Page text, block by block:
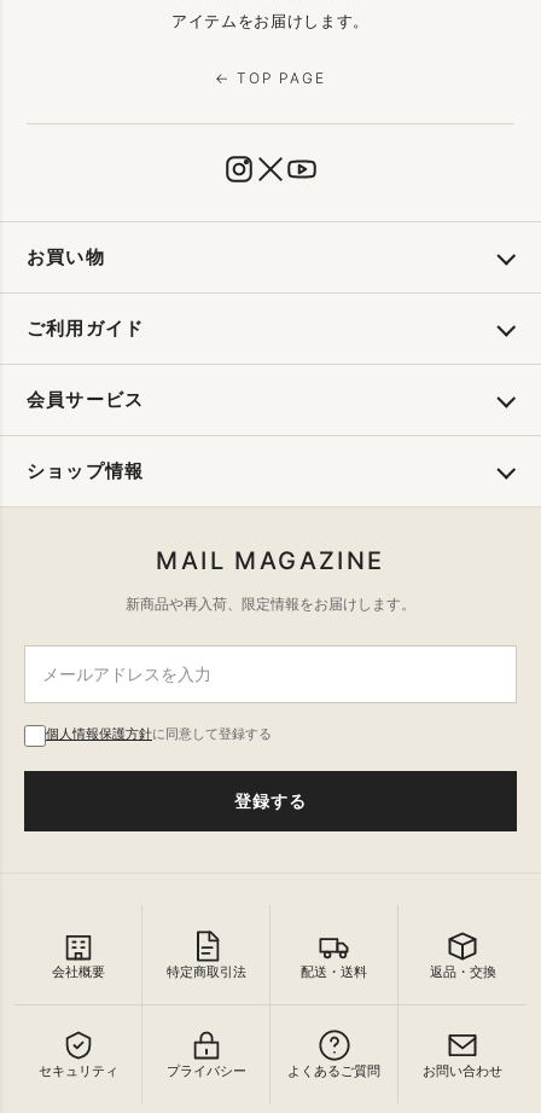
アイテムをお届けします。
← TOP PAGE
お買い物
ご利用ガイド
会員サービス
ショップ情報
MAIL MAGAZINE
新商品や再入荷、限定情報をお届けします。
個人情報保護方針に同意して登録する
登録する
会社概要 特定商取引法 配送・送料 返品・交換
セキュリティ プライバシー よくあるご質問 お問い合わせ